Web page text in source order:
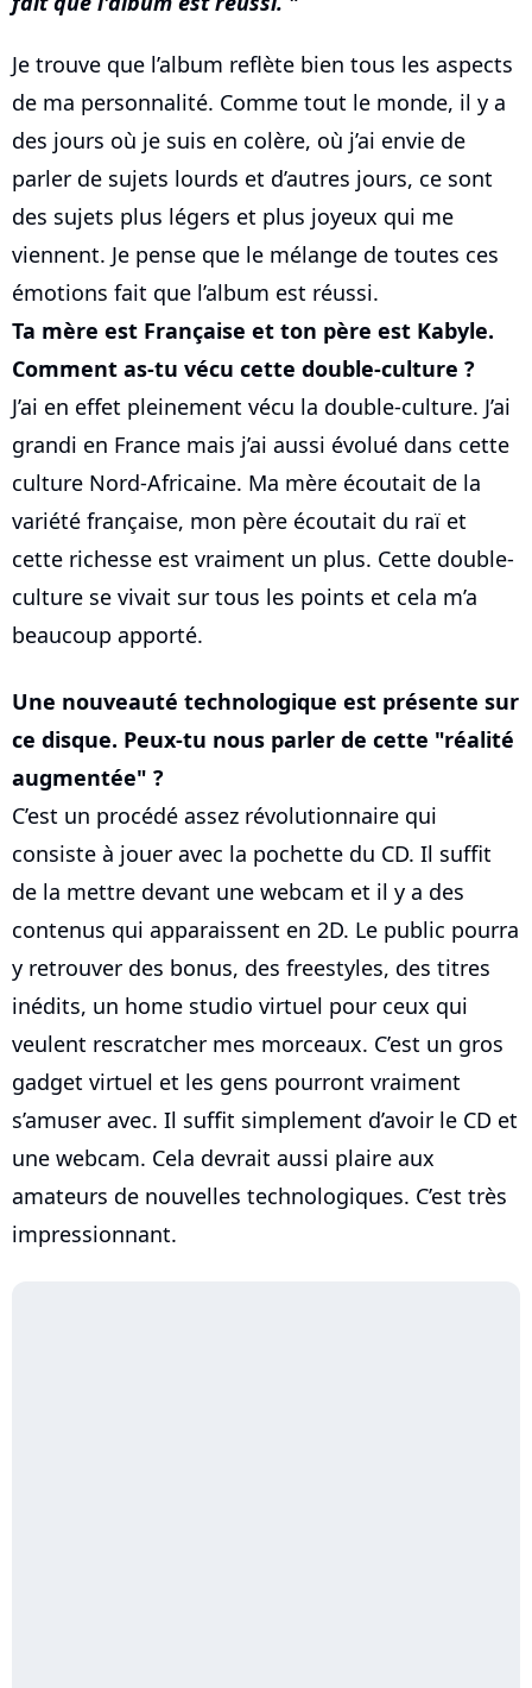
Je trouve que l’album reflète bien tous les aspects
de ma personnalité. Comme tout le monde, il y a
des jours où je suis en colère, où j’ai envie de
parler de sujets lourds et d’autres jours, ce sont
des sujets plus légers et plus joyeux qui me
viennent. Je pense que le mélange de toutes ces
émotions fait que l’album est réussi.
Ta mère est Française et ton père est Kabyle.
Comment as-tu vécu cette double-culture ?
J’ai en effet pleinement vécu la double-culture. J’ai
grandi en France mais j’ai aussi évolué dans cette
culture Nord-Africaine. Ma mère écoutait de la
variété française, mon père écoutait du raï et
cette richesse est vraiment un plus. Cette double-
culture se vivait sur tous les points et cela m’a
beaucoup apporté.
Une nouveauté technologique est présente sur
ce disque. Peux-tu nous parler de cette "réalité
augmentée" ?
C’est un procédé assez révolutionnaire qui
consiste à jouer avec la pochette du CD. Il suffit
de la mettre devant une webcam et il y a des
contenus qui apparaissent en 2D. Le public pourra
y retrouver des bonus, des freestyles, des titres
inédits, un home studio virtuel pour ceux qui
veulent rescratcher mes morceaux. C’est un gros
gadget virtuel et les gens pourront vraiment
s’amuser avec. Il suffit simplement d’avoir le CD et
une webcam. Cela devrait aussi plaire aux
amateurs de nouvelles technologiques. C’est très
impressionnant.